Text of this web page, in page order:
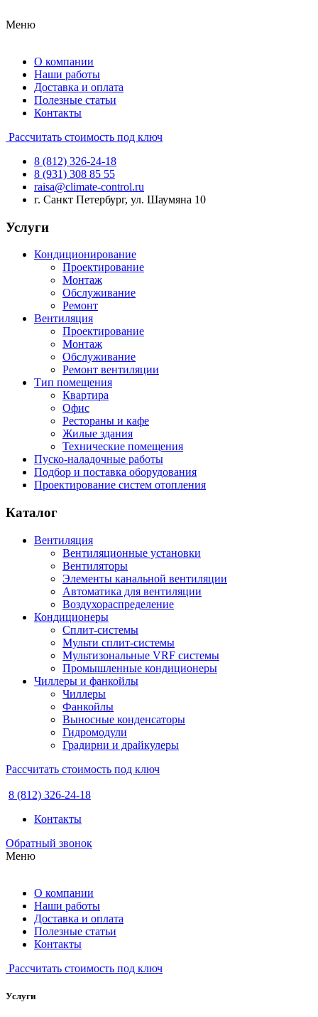
Меню
О компании
Наши работы
Доставка и оплата
Полезные статьи
Контакты
Рассчитать стоимость под ключ
8 (812) 326-24-18
8 (931) 308 85 55
raisa@climate-control.ru
г. Санкт Петербург, ул. Шаумяна 10
Услуги
Кондиционирование
Проектирование
Монтаж
Обслуживание
Ремонт
Вентиляция
Проектирование
Монтаж
Обслуживание
Ремонт вентиляции
Тип помещения
Квартира
Офис
Рестораны и кафе
Жилые здания
Технические помещения
Пуско-наладочные работы
Подбор и поставка оборудования
Проектирование систем отопления
Каталог
Вентиляция
Вентиляционные установки
Вентиляторы
Элементы канальной вентиляции
Автоматика для вентиляции
Воздухораспределение
Кондиционеры
Сплит-системы
Мульти сплит-системы
Мультизональные VRF системы
Промышленные кондиционеры
Чиллеры и фанкойлы
Чиллеры
Фанкойлы
Выносные конденсаторы
Гидромодули
Градирни и драйкулеры
Рассчитать стоимость под ключ
8 (812) 326-24-18
Контакты
Обратный звонок
Меню
О компании
Наши работы
Доставка и оплата
Полезные статьи
Контакты
Рассчитать стоимость под ключ
Услуги